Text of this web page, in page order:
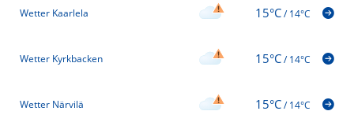
Wetter Kaarlela 15°C/14°C
Wetter Kyrkbacken 15°C/14°C
Wetter Närvilä 15°C/14°C